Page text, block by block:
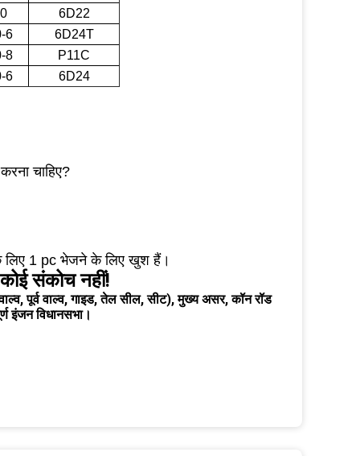
6D22
6
6D24T
8
P11C
6 6D24
चाहिए?
के लिए 1 pc भेजने के लिए खुश हैं।
संकोच नहीं!
पूर्व वाल्व, गाइड, तेल सील, सीट), मुख्य असर, कॉन रॉड
इंजन विधानसभा।